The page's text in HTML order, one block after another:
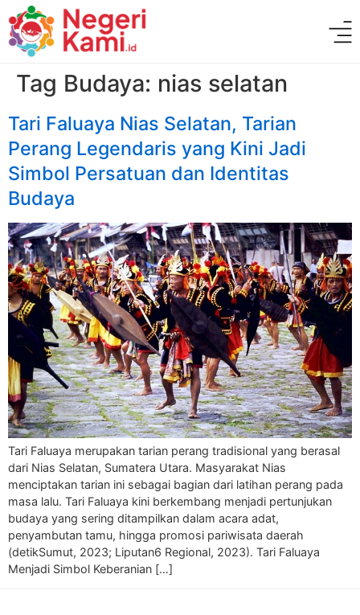
Tag Budaya: nias selatan
Tari Faluaya Nias Selatan, Tarian
Perang Legendaris yang Kini Jadi
Simbol Persatuan dan Identitas
Budaya
Tari Faluaya merupakan tarian perang tradisional yang berasal
dari Nias Selatan, Sumatera Utara. Masyarakat Nias
menciptakan tarian ini sebagai bagian dari latihan perang pada
masa lalu. Tari Faluaya kini berkembang menjadi pertunjukan
budaya yang sering ditampilkan dalam acara adat,
penyambutan tamu, hingga promosi pariwisata daerah
(detikSumut, 2023; Liputan6 Regional, 2023). Tari Faluaya
Menjadi Simbol Keberanian […]